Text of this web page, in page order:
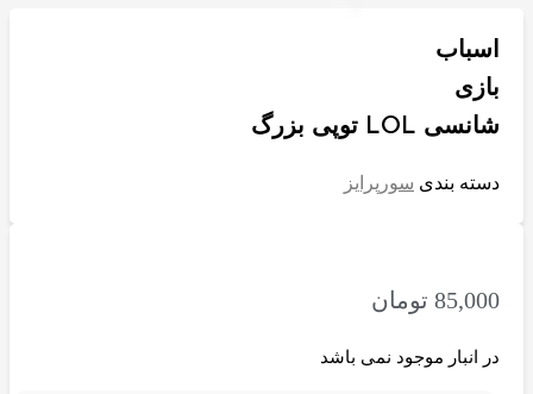
اسباب
بازی
شانسی LOL توپی بزرگ
دسته بندی سورپرایز
85,000 تومان
در انبار موجود نمی باشد